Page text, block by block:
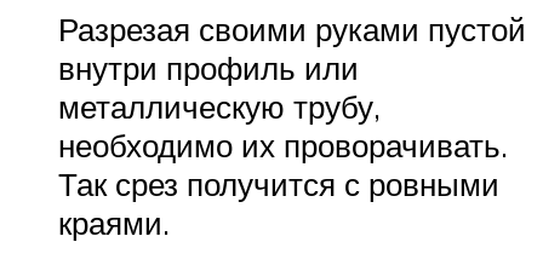
Разрезая своими руками пустой
внутри профиль или
металлическую трубу,
необходимо их проворачивать.
Так срез получится с ровными
краями.